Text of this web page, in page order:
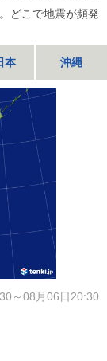
どこで地震が頻発
本 沖縄
～08月06日20:30